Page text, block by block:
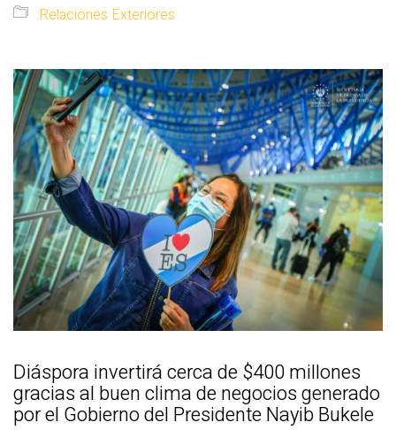
Relaciones Exteriores
Diáspora invertirá cerca de $400 millones
gracias al buen clima de negocios generado
por el Gobierno del Presidente Nayib Bukele